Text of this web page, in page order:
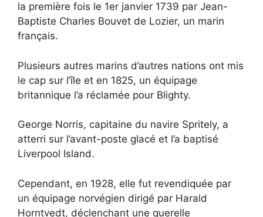
la première fois le 1er janvier 1739 par Jean-
Baptiste Charles Bouvet de Lozier, un marin
français.
Plusieurs autres marins d’autres nations ont mis
le cap sur l’île et en 1825, un équipage
britannique l’a réclamée pour Blighty.
George Norris, capitaine du navire Spritely, a
atterri sur l’avant-poste glacé et l’a baptisé
Liverpool Island.
Cependant, en 1928, elle fut revendiquée par
un équipage norvégien dirigé par Harald
Horntvedt, déclenchant une querelle